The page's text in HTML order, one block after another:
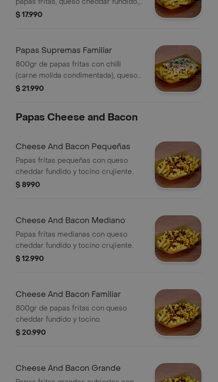
pico de gallo y crema ácida.
$ 17.990
Papas Supremas Familiar
800gr de papas fritas con chilli
(carne molida condimentada), queso
cheddar fundido, pico de gallo, crema
$ 21.990
Papas Cheese and Bacon
Cheese And Bacon Pequeñas
Papas fritas pequeñas con queso
cheddar fundido y tocino crujiente.
$ 8990
Cheese And Bacon Mediano
Papas fritas medianas con queso
cheddar fundido y tocino crujiente.
$ 12.990
Cheese And Bacon Familiar
800gr de papas fritas con queso
cheddar fundido y tocino.
$ 20.990
Cheese And Bacon Grande